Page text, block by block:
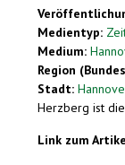
Medientyp:
Medium:
Region
Stadt:
Herzberg ist
Link zum